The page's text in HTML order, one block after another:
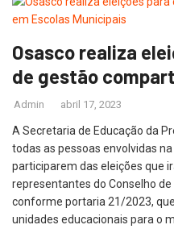
Osasco realiza
de gestão
Admin abril 17, 2023
A Secretaria de Educação da
todas as pessoas envolvidas
participarem das eleições que
representantes do Conselho de
conforme portaria 21/2023,
unidades educacionais para o